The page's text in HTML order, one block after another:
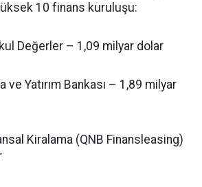
10 finans kuruluşu:
Değerler – 1,09 milyar dolar
ve Yatırım Bankası – 1,89 milyar
Kiralama (QNB Finansleasing)